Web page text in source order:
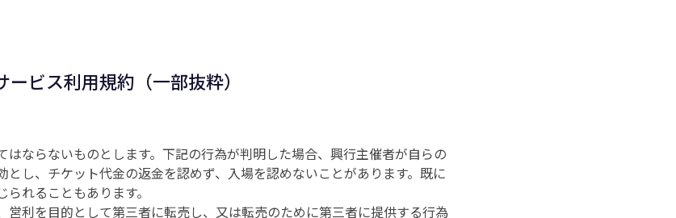
ビス利用規約（一部抜粋）
はならないものとします。下記の行為が判明した場合、興行主催者が自らの
とし、チケット代金の返金を認めず、入場を認めないことがあります。既に
れることもあります。
営利を目的として第三者に転売し、又は転売のために第三者に提供する行為